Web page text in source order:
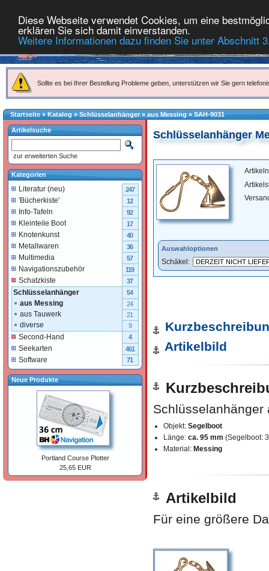
Diese Webseite verwendet Cookies, um eine
erklären Sie sich damit einverstanden.
Weitere Informationen dazu finden Sie unter Abschnitt
Sollte es bei Ihrer Bestellung Probleme geben, unterstützen wir Sie gern
Startseite»Katalog » Schlüsselanhänger » aus Messing » SAH-9031
Schlüsselanhänger
Auswahloptionen
Schäkel:
Artikelbild
Schlüsselanhänger
Objekt: Segelboot
Länge: ca. 95 mm (Segelboot:
Material: Messing
Artikelbild
Für eine größere
Artikelsuche
zur erweiterten Suche
Kategorien
Literatur (neu) 247
'Bücherkiste' 12
Info-Tafeln 92
Kleinteile Boot 17
Knotenkunst 40
Metallwaren 36
Multimedia 57
Navigationszubehör 119
Schatzkiste 37
Schlüsselanhänger 54
aus Messing 24
aus Tauwerk 21
diverse 9
Second-Hand 4
Seekarten 451
Software 71
Neue Produkte
Portland Course Plotter
25,65 EUR